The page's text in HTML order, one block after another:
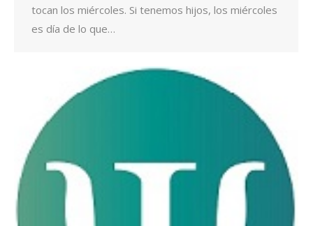
tocan los miércoles. Si tenemos hijos, los miércoles
es día de lo que…